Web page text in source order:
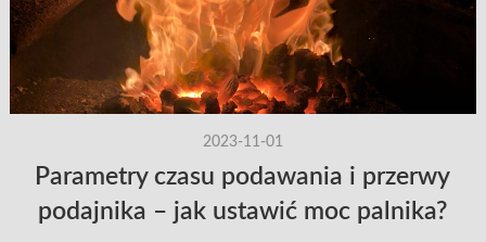
2023-11-01
Parametry czasu podawania i przerwy
podajnika – jak ustawić moc palnika?